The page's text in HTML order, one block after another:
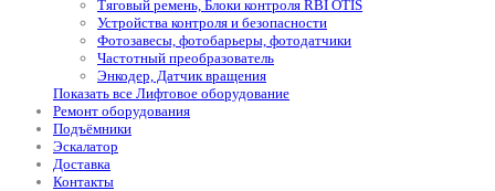
Тяговый ремень, Блоки контроля RBI OTIS
Устройства контроля и безопасности
Фотозавесы, фотобарьеры, фотодатчики
Частотный преобразователь
Энкодер, Датчик вращения
Показать все Лифтовое оборудование
Ремонт оборудования
Подъёмники
Эскалатор
Доставка
Контакты